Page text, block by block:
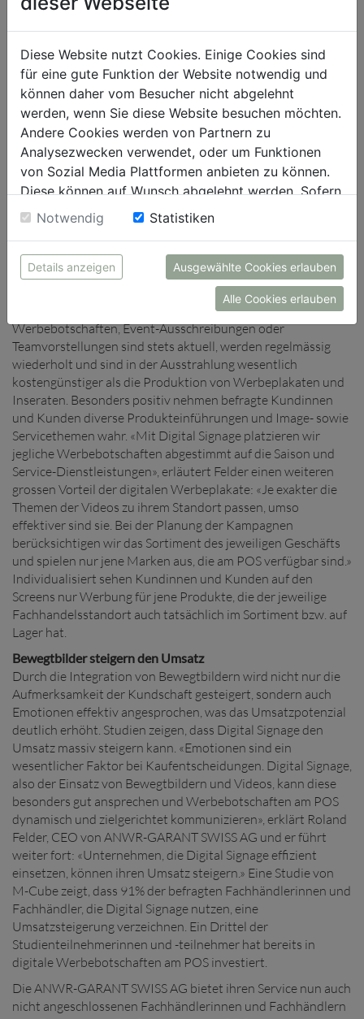
nachhaltig zu stärken.» Sowohl für Lieferantinnen und
Lieferanten als auch Händlerinnen und Händler bietet die
ANWR-GARANT SWISS AG verschiedene, individuelle
Lösungen. «Lieferanten erhalten Zugang zu unserem System,
einschliesslich unserer unterstützenden Dienstleistung im
Hintergrund. Dadurch können sie ihre Inhalte gezielt in ihrem
Netzwerk verbreiten. Händlern bieten wir hingegen an, die
Bespielung der Screens mit qualitativ hochwertigen und
Videos und Bewegtbildern zentral zu steuern. Dies maximiert
die Effizienz in der Anwendung und entlastet die
Mitarbeitenden vor Ort», so Felder.
Dynamische Werbebotschaften schaffen modernes
Einkaufserlebnis
Die Dynamik ist der entscheidende Vorteil von Digital
Signage: Anders als gewöhnliche Werbeplakate können
Screens diverse Inhalte in wechselnder Abfolge zeigen.
Werbebotschaften, Event-Ausschreibungen oder
Teamvorstellungen sind stets aktuell, werden regelmässig
wiederholt und sind in der Ausstrahlung wesentlich
kostengünstiger als die Produktion von Werbeplakaten und
Inseraten. Besonders positiv nehmen befragte Kundinnen
und Kunden diverse Produkteinführungen und Image- sowie
Servicethemen wahr. «Mit Digital Signage platzieren wir
jegliche Werbebotschaften abgestimmt auf die Saison und
Service-Dienstleistungen», erläutert Felder einen weiteren
grossen Vorteil der digitalen Werbeplakate: «Je exakter die
Themen der Videos zu ihrem Standort passen, umso
effektiver sind sie. Bei der Planung der Kampagnen
berücksichtigen wir das Sortiment des jeweiligen Geschäfts
und spielen nur jene Marken aus, die am POS verfügbar sind.»
Individualisiert sehen Kundinnen und Kunden auf den
Screens nur Werbung für jene Produkte, die der jeweilige
Fachhandelsstandort auch tatsächlich im Sortiment bzw. auf
Lager hat.
Bewegtbilder steigern den Umsatz
Durch die Integration von Bewegtbildern wird nicht nur die
Aufmerksamkeit der Kundschaft gesteigert, sondern auch
Emotionen effektiv angesprochen, was das Umsatzpotenzial
deutlich erhöht. Studien zeigen, dass Digital Signage den
Umsatz massiv steigern kann. «Emotionen sind ein
wesentlicher Faktor bei Kaufentscheidungen. Digital Signage,
also der Einsatz von Bewegtbildern und Videos, kann diese
besonders gut ansprechen und Werbebotschaften am POS
dynamisch und zielgerichtet kommunizieren», erklärt Roland
Felder, CEO von ANWR-GARANT SWISS AG und er führt
weiter fort: «Unternehmen, die Digital Signage effizient
einsetzen, können ihren Umsatz steigern.» Eine Studie von
M-Cube zeigt, dass 91% der befragten Fachhändlerinnen und
Fachhändler, die Digital Signage nutzen, eine
Umsatzsteigerung verzeichnen. Ein Drittel der
Studienteilnehmerinnen und -teilnehmer hat bereits in
digitale Werbebotschaften am POS investiert.
Die ANWR-GARANT SWISS AG bietet ihren Service nun auch
nicht angeschlossenen Fachhändlerinnen und Fachhändlern
Diese Website nutzt Cookies. Einige Cookies sind
für eine gute Funktion der Website notwendig und
können daher vom Besucher nicht abgelehnt
werden, wenn Sie diese Website besuchen möchten.
Andere Cookies werden von Partnern zu
Analysezwecken verwendet, oder um Funktionen
von Sozial Media Plattformen anbieten zu können.
Diese können auf Wunsch abgelehnt werden. Sofern
sie unsere Webseite weiter nutzen, geben Sie
Einwilligung zu unseren Cookies.
Notwendig Statistiken
Details anzeigen Ausgewählte Cookies erlauben
Alle Cookies erlauben